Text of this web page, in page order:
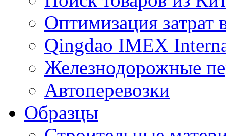
Оптимизация затрат
Qingdao IMEX
Железнодорожные
Автоперевозки
Образцы